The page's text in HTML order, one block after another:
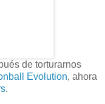
de torturarnos
Evolution, ahora
.